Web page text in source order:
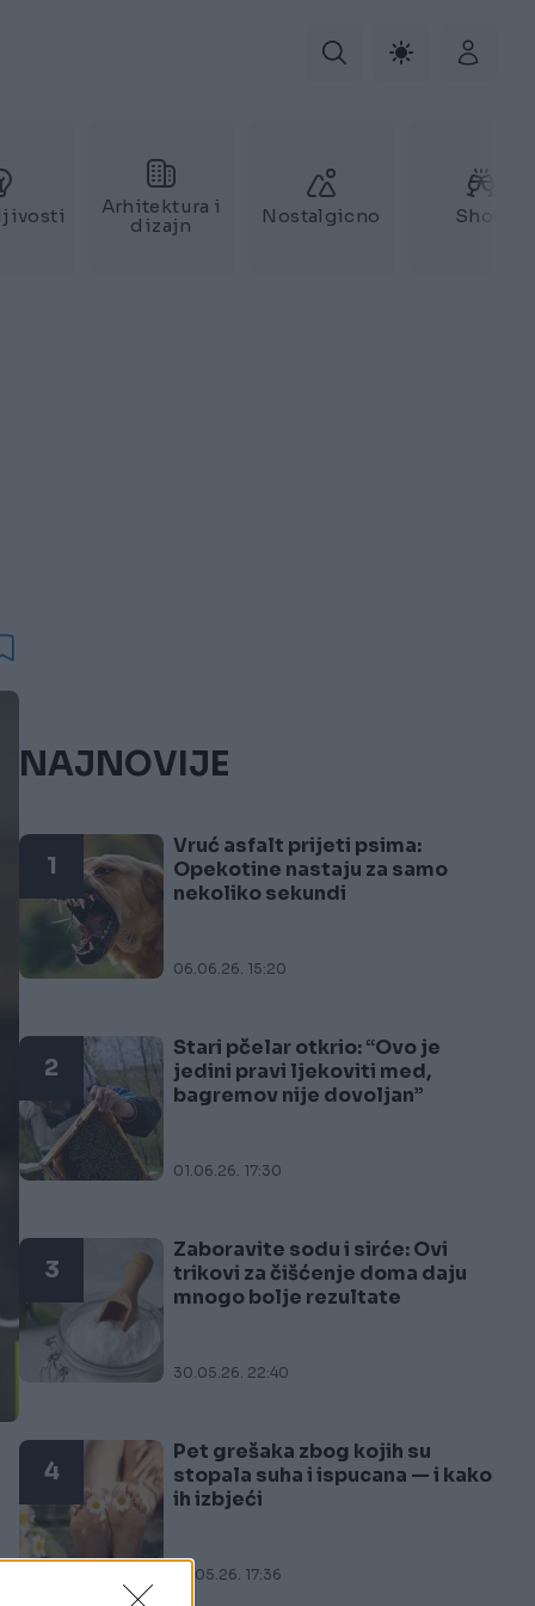
Arhitektura i
dizajn
Nostalgicno Show
NAJNOVIJE
1
Vruć asfalt prijeti psima:
Opekotine nastaju za samo
nekoliko sekundi
06.06.26. 15:20
2
Stari pčelar otkrio: “Ovo je
jedini pravi ljekoviti med,
bagremov nije dovoljan”
01.06.26. 17:30
3
Zaboravite sodu i sirće: Ovi
trikovi za čišćenje doma daju
mnogo bolje rezultate
30.05.26. 22:40
4
Pet grešaka zbog kojih su
stopala suha i ispucana — i kako
ih izbjeći
27.05.26. 17:36